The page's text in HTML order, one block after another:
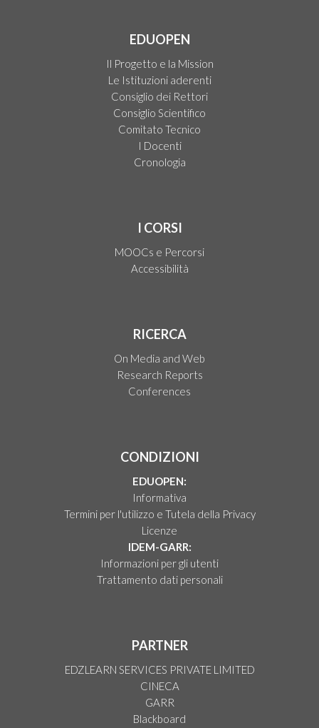
EDUOPEN
Il Progetto e la Mission
Le Istituzioni aderenti
Consiglio dei Rettori
Consiglio Scientifico
Comitato Tecnico
I Docenti
Cronologia
I CORSI
MOOCs e Percorsi
Accessibilità
RICERCA
On Media and Web
Research Reports
Conferences
CONDIZIONI
EDUOPEN:
Informativa
Termini per l'utilizzo e Tutela della Privacy
Licenze
IDEM-GARR:
Informazioni per gli utenti
Trattamento dati personali
PARTNER
EDZLEARN SERVICES PRIVATE LIMITED
CINECA
GARR
Blackboard